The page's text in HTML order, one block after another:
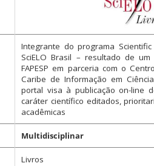
Integrante do programa
SciELO Brasil – resultado de
FAPESP em parceria com o
Caribe de Informação em
portal visa à publicação on-line
caráter científico editados,
acadêmicas
Multidisciplinar
Livros